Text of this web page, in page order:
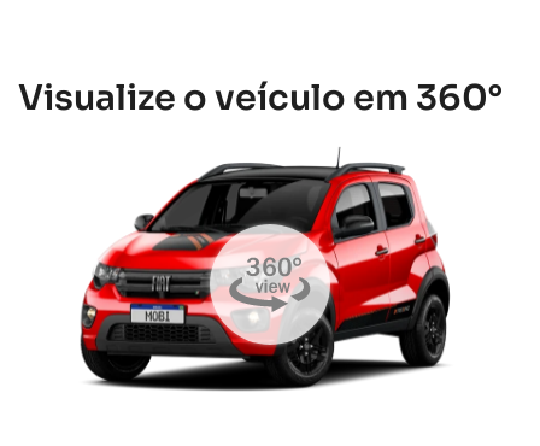
Visualize o veículo em 360°